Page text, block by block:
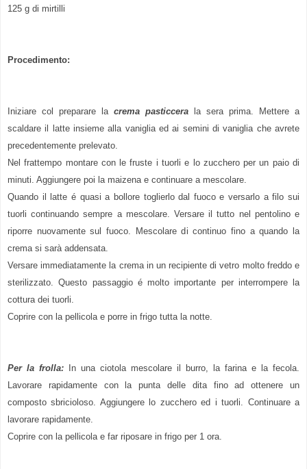
125 g di mirtilli
Procedimento:
Iniziare col preparare la crema pasticcera
la sera prima. Mettere a
scaldare il latte insieme alla vaniglia ed ai semini di vaniglia che avrete
precedentemente prelevato.
Nel frattempo montare con le fruste i tuorli e lo zucchero per un paio di
minuti. Aggiungere poi la maizena e continuare a mescolare.
Quando il latte é quasi a bollore toglierlo dal fuoco e versarlo a filo sui
tuorli continuando sempre a mescolare. Versare il tutto nel pentolino e
riporre nuovamente sul fuoco. Mescolare di continuo fino a quando la
crema si sarà addensata.
Versare immediatamente la crema in un recipiente di vetro molto freddo e
sterilizzato. Questo passaggio é molto importante per interrompere la
cottura dei tuorli.
Coprire con la pellicola e porre in frigo tutta la notte.
Per la frolla: In una ciotola mescolare il burro, la farina e la fecola.
Lavorare rapidamente con la punta delle dita fino ad ottenere un
composto sbricioloso. Aggiungere lo zucchero ed i tuorli. Continuare a
lavorare rapidamente.
Coprire con la pellicola e far riposare in frigo per 1 ora.